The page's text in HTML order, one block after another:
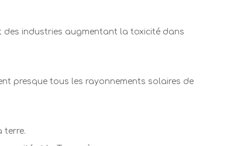
des industries augmentant la toxicité dans
presque tous les rayonnements solaires de
terre.